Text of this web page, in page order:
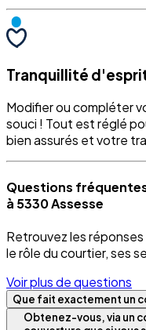
Tranquillité
Modifier ou compléter
souci ! Tout est réglé
bien assurés et votre
Questions
à 5330 Assesse
Retrouvez les
le rôle du courtier, ses
Voir plus de questions
Que fait exactement un
Obtenez-vous, via un